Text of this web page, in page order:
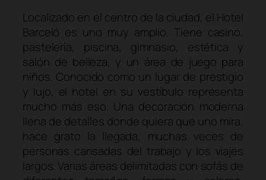
Localizado en el centro de la ciudad, el Hotel
Barceló es uno muy amplio. Tiene casino,
pastelería, piscina, gimnasio, estética y
salón de belleza, y un área de juego para
niños. Conocido como un lugar de prestigio
y lujo, el hotel en su vestíbulo representa
mucho más eso. Una decoración moderna
llena de detalles donde quiera que uno mira,
hace grato la llegada, muchas veces de
personas cansadas del trabajo y los viajes
largos. Varias áreas delimitadas con sofás de